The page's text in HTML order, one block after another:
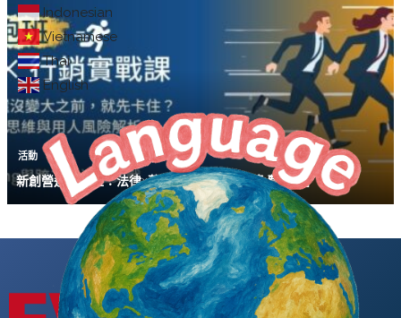
Indonesian
Vietnamese
Thai
English
活動
新創營運陪跑班：法律×募資×行銷實戰課【免費講座】